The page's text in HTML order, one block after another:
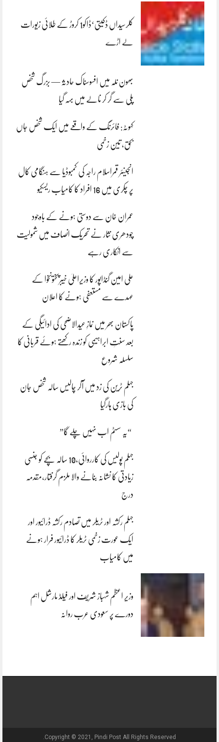
کلرسیداں ڈکیتی‘ڈاکو1 کروڑ کے طلائی زیورات
لے اڑے
بھون نلہ میں افسوسناک حادثہ — بزرگ شخص
پلی سے گر کر نالے میں بہہ گیا
کہوٹہ: فائرنگ کے واقعے میں ایک شخص جاں
بحق، تین زخمی
انجینئر قمراسلام راجہ کی کمبوڈیا سے ہنگامی کال
پر چکری میں 16 افراد کا کامیاب ریسکیو
عمران خان سے دوستی ہونے کے باوجود
چودھری نثار نے تحریک انصاف میں شمولیت
سے انکاری رہے
علی امین گنڈاپور کا وزیراعلیٰ خیبرپختونخوا کے
عہدے سے مستعفی ہونے کا اعلان
پاکستان بھر میں نمازِ عیدالاضحی کی ادائیگی کے
بعد سنتِ ابراہیمی کو زندہ رکھتے ہوئے قربانی کا
سلسلہ شروع
جہلم ٹرین کی زد میں آکر چالیس سالہ شخص جان
کی بازی ہارگیا
“یہ سسٹم اب نہیں چلے گا”
جہلم پولیس کی کارروائی،10 سالہ بچے کو جنسی
زیادتی کا نشانہ بنانے والا ملزم گرفتار،مقدمہ
درج
جہلم رکشہ اور ٹریلر میں تصادم رکشہ ڈرائیور اور
ایک عورت زخمی ٹریلر کا ڈرائیور فرار ہونے
میں کامیاب
وزیر اعظم شہباز شریف اور فیلڈ مارشل اہم
دورے پر سعودی عرب روانہ
Copyright © 2021, Pindi Post All Rights Reserved.